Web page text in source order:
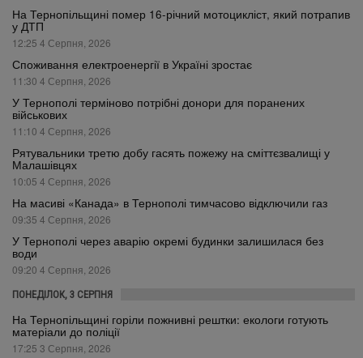
На Тернопільщині помер 16-річний мотоцикліст, який потрапив
у ДТП
12:25 4 Серпня, 2026
Споживання електроенергії в Україні зростає
11:30 4 Серпня, 2026
У Тернополі терміново потрібні донори для поранених
військових
11:10 4 Серпня, 2026
Рятувальники третю добу гасять пожежу на сміттєзвалищі у
Малашівцях
10:05 4 Серпня, 2026
На масиві «Канада» в Тернополі тимчасово відключили газ
09:35 4 Серпня, 2026
У Тернополі через аварію окремі будинки залишилася без
води
09:20 4 Серпня, 2026
ПОНЕДІЛОК, 3 СЕРПНЯ
На Тернопільщині горіли пожнивні рештки: екологи готують
матеріали до поліції
17:25 3 Серпня, 2026